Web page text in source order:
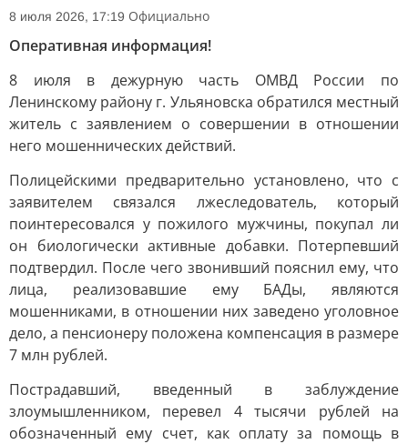
8 июля 2026, 17:19 Официально
Оперативная информация!
8 июля в дежурную часть ОМВД России по
Ленинскому району г. Ульяновска обратился местный
житель с заявлением о совершении в отношении
него мошеннических действий.
Полицейскими предварительно установлено, что с
заявителем связался лжеследователь, который
поинтересовался у пожилого мужчины, покупал ли
он биологически активные добавки. Потерпевший
подтвердил. После чего звонивший пояснил ему, что
лица, реализовавшие ему БАДы, являются
мошенниками, в отношении них заведено уголовное
дело, а пенсионеру положена компенсация в размере
7 млн рублей.
Пострадавший, введенный в заблуждение
злоумышленником, перевел 4 тысячи рублей на
обозначенный ему счет, как оплату за помощь в